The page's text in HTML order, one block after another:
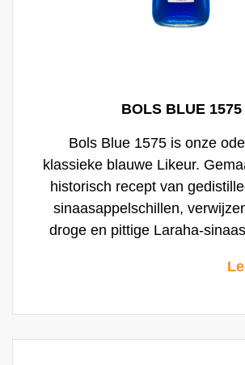
BOLS BLUE 1575
Bols Blue 1575 is onze
klassieke blauwe Likeur.
historisch recept van
sinaasappelschillen,
droge en pittige Laraha-
Deze ruminfusie, bereid
met typische smaakvolle
zoals vanille, paradijskorrels